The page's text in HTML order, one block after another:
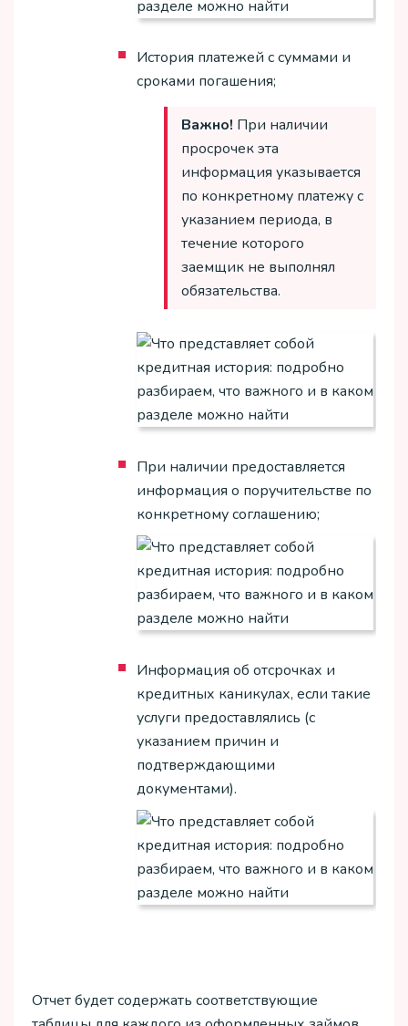
История платежей с суммами и
сроками погашения;
Важно! При наличии
просрочек эта
информация указывается
по конкретному платежу с
указанием периода, в
течение которого
заемщик не выполнял
обязательства.
При наличии предоставляется
информация о поручительстве по
конкретному соглашению;
Информация об отсрочках и
кредитных каникулах, если такие
услуги предоставлялись (с
указанием причин и
подтверждающими
документами).
Отчет будет содержать соответствующие